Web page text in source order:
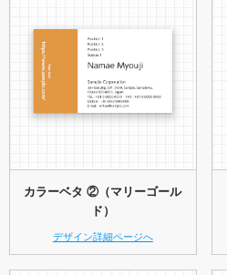
カラーベタ ②（マリーゴール
ド）
デザイン詳細ページへ